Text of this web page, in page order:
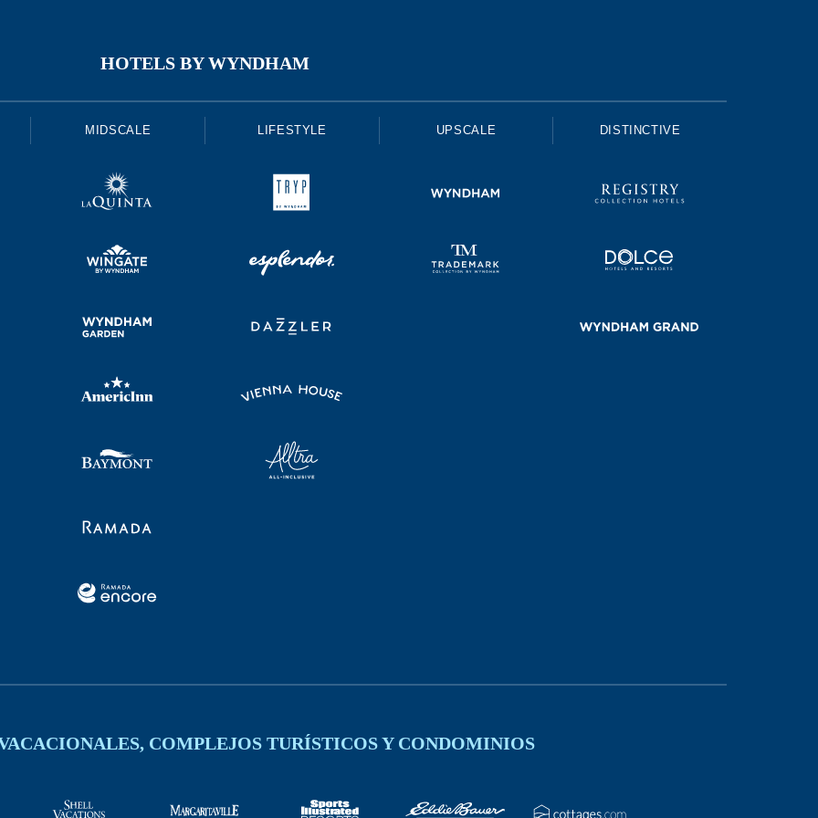
HOTELS BY WYNDHAM
MIDSCALE LIFESTYLE UPSCALE DISTINCTIVE
COMPLEJOS TURÍSTICOS Y CONDOMINIOS